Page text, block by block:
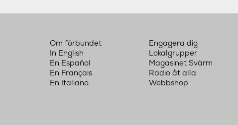
Om förbundet
In English
En Español
En Français
En Italiano
Engagera dig
Lokalgrupper
Magasinet Svärm
Radio åt alla
Webbshop